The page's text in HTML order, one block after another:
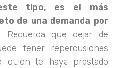
tipo, es el más
de una demanda por
Recuerda que dejar de
tener repercusiones
quien te haya prestado